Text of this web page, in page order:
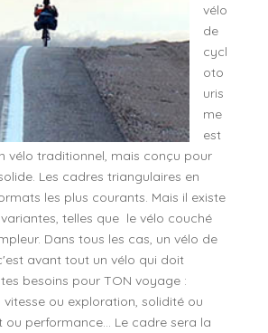
vélo
de
cycl
oto
uris
me
est
vélo traditionnel, mais conçu pour
Les cadres triangulaires en
les plus courants. Mais il existe
telles que le vélo couché
Dans tous les cas, un vélo de
avant tout un vélo qui doit
besoins pour TON voyage :
ou exploration, solidité ou
ou performance... Le cadre sera la